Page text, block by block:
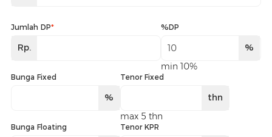
Jumlah DP*
Rp.
%DP
%
min 10%
Bunga Fixed
%
Tenor Fixed
thn
max 5 thn
Bunga Floating Tenor KPR